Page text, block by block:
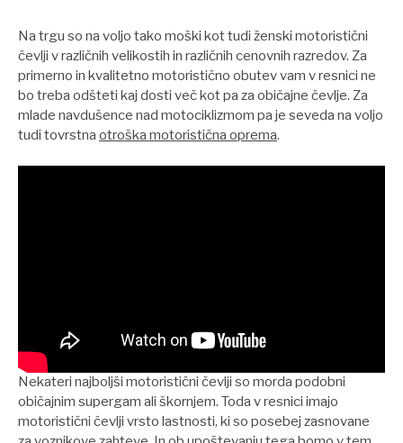
Na trgu so na voljo tako moški kot tudi ženski motoristični
čevlji v različnih velikostih in različnih cenovnih razredov. Za
primerno in kvalitetno motoristično obutev vam v resnici ne
bo treba odšteti kaj dosti več kot pa za običajne čevlje. Za
mlade navdušence nad motociklizmom pa je seveda na voljo
tudi tovrstna otroška motoristična oprema.
Nekateri najboljši motoristični čevlji so morda podobni
običajnim supergam ali škornjem. Toda v resnici imajo
motoristični čevlji vrsto lastnosti, ki so posebej zasnovane